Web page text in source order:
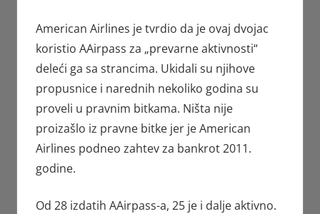
American Airlines je tvrdio da je ovaj dvojac
koristio AAirpass za „prevarne aktivnosti“
deleći ga sa strancima. Ukidali su njihove
propusnice i narednih nekoliko godina su
proveli u pravnim bitkama. Ništa nije
proizašlo iz pravne bitke jer je American
Airlines podneo zahtev za bankrot 2011.
godine.
Od 28 izdatih AAirpass-a, 25 je i dalje aktivno.